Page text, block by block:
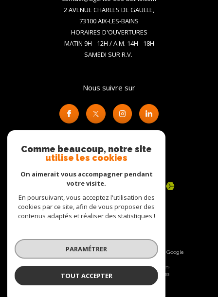
2 AVENUE CHARLES DE GAULLE,
73100
AIX-LES-BAINS
HORAIRES D'OUVERTURES
MATIN 9H - 12H / A.M. 14H - 18H
SAMEDI SUR R.V.
Nous suivre sur
Adhérents
© 2026 | Tous droits réservés | Traduction powered by Google
|
Nos honoraires
Plan du site
Mentions légales
Admin
Nos liens Politique RGPD Cookies
Comme beaucoup, notre site
utilise les cookies
On aimerait vous accompagner pendant
votre visite.
En poursuivant, vous acceptez l'utilisation des
cookies par ce site, afin de vous proposer des
contenus adaptés et réaliser des statistiques !
PARAMÉTRER
TOUT ACCEPTER